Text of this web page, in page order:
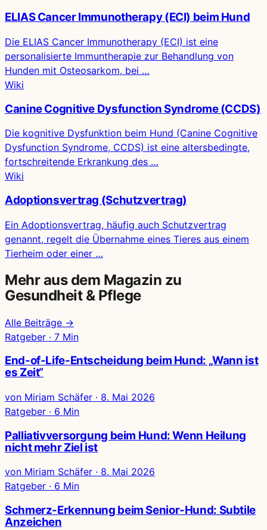
ELIAS Cancer Immunotherapy (ECI) beim Hund
Die ELIAS Cancer Immunotherapy (ECI) ist eine
personalisierte Immuntherapie zur Behandlung von
Hunden mit Osteosarkom, bei …
Wiki
Canine Cognitive Dysfunction Syndrome (CCDS)
Die kognitive Dysfunktion beim Hund (Canine Cognitive
Dysfunction Syndrome, CCDS) ist eine altersbedingte,
fortschreitende Erkrankung des …
Wiki
Adoptionsvertrag (Schutzvertrag)
Ein Adoptionsvertrag, häufig auch Schutzvertrag
genannt, regelt die Übernahme eines Tieres aus einem
Tierheim oder einer …
Mehr aus dem Magazin zu
Gesundheit & Pflege
Alle Beiträge →
Ratgeber · 7 Min
End-of-Life-Entscheidung beim Hund: „Wann ist
es Zeit“
von Miriam Schäfer · 8. Mai 2026
Ratgeber · 6 Min
Palliativversorgung beim Hund: Wenn Heilung
nicht mehr Ziel ist
von Miriam Schäfer · 8. Mai 2026
Ratgeber · 6 Min
Schmerz-Erkennung beim Senior-Hund: Subtile
Anzeichen